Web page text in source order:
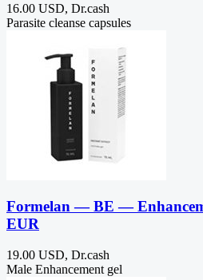
16.00 USD, Dr.cash
Parasite cleanse capsules
Formelan — BE —
EUR
19.00 USD, Dr.cash
Male Enhancement gel